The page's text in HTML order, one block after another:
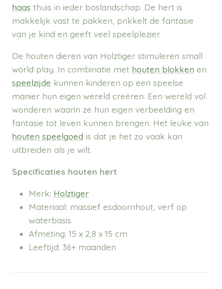
haas thuis in ieder boslandschap. De hert is
makkelijk vast te pakken, prikkelt de fantasie
van je kind en geeft veel speelplezier.
De houten dieren van Holztiger stimuleren small
world play. In combinatie met houten blokken en
speelzijde kunnen kinderen op een speelse
manier hun eigen wereld creëren. Een wereld vol
wonderen waarin ze hun eigen verbeelding en
fantasie tot leven kunnen brengen. Het leuke van
houten speelgoed is dat je het zo vaak kan
uitbreiden als je wilt.
Specificaties houten hert
Merk: Holztiger
Materiaal: massief esdoornhout, verf op
waterbasis
Afmeting: 15 x 2,8 x 15 cm
Leeftijd: 36+ maanden